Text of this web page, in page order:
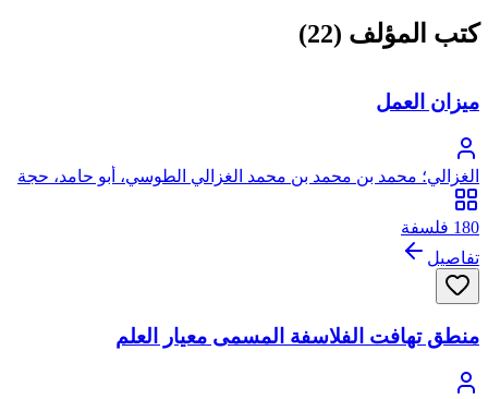
كتب المؤلف (22)
ميزان العمل
الغزالي؛ محمد بن محمد بن محمد الغزالي الطوسي، أبو حامد، حجة
الإسلام
180 فلسفة
تفاصيل
منطق تهافت الفلاسفة المسمى معيار العلم